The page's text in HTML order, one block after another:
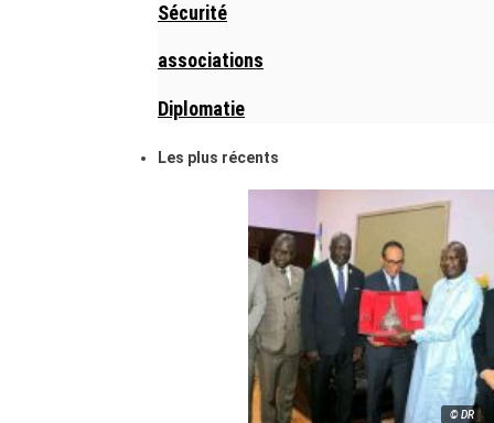
Sécurité
associations
Diplomatie
Les plus récents
© DR